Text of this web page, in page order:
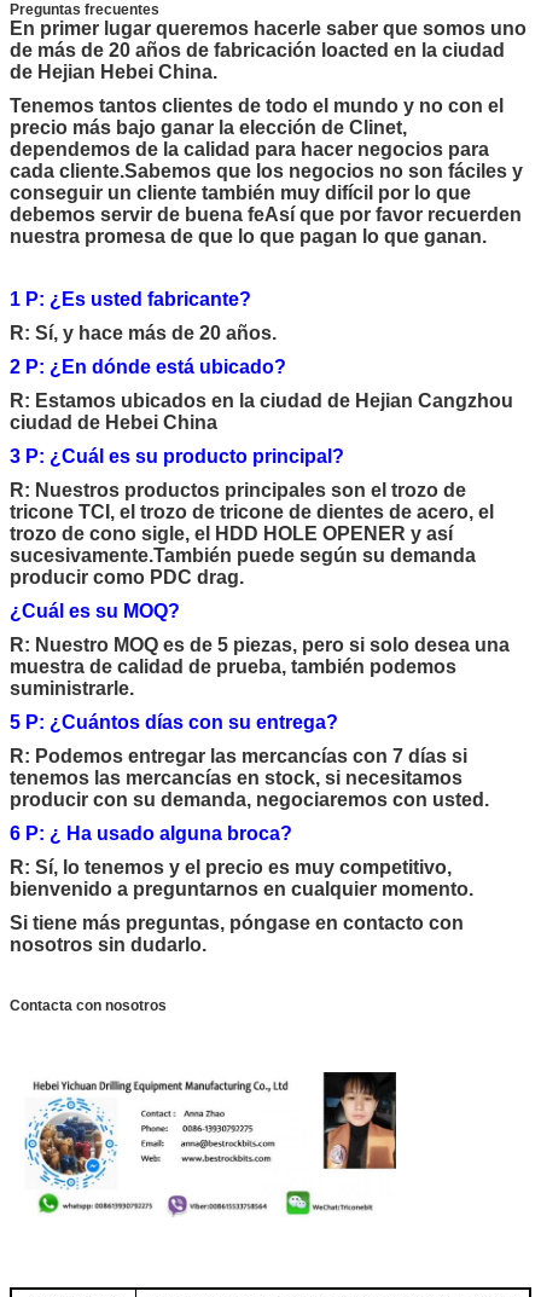
Preguntas frecuentes
En primer lugar queremos hacerle saber que somos uno
de más de 20 años de fabricación loacted en la ciudad
de Hejian Hebei China.
Tenemos tantos clientes de todo el mundo y no con el
precio más bajo ganar la elección de Clinet,
dependemos de la calidad para hacer negocios para
cada cliente.Sabemos que los negocios no son fáciles y
conseguir un cliente también muy difícil por lo que
debemos servir de buena feAsí que por favor recuerden
nuestra promesa de que lo que pagan lo que ganan.
1 P: ¿Es usted fabricante?
R: Sí, y hace más de 20 años.
2 P: ¿En dónde está ubicado?
R: Estamos ubicados en la ciudad de Hejian Cangzhou
ciudad de Hebei China
3 P: ¿Cuál es su producto principal?
R: Nuestros productos principales son el trozo de
tricone TCI, el trozo de tricone de dientes de acero, el
trozo de cono sigle, el HDD HOLE OPENER y así
sucesivamente.También puede según su demanda
producir como PDC drag.
¿Cuál es su MOQ?
R: Nuestro MOQ es de 5 piezas, pero si solo desea una
muestra de calidad de prueba, también podemos
suministrarle.
5 P: ¿Cuántos días con su entrega?
R: Podemos entregar las mercancías con 7 días si
tenemos las mercancías en stock, si necesitamos
producir con su demanda, negociaremos con usted.
6 P: ¿ Ha usado alguna broca?
R: Sí, lo tenemos y el precio es muy competitivo,
bienvenido a preguntarnos en cualquier momento.
Si tiene más preguntas, póngase en contacto con
nosotros sin dudarlo.
Contacta con nosotros